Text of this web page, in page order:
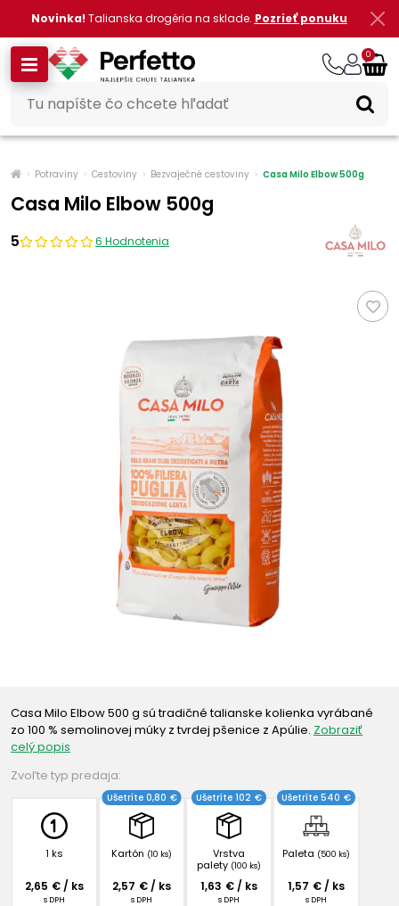
Novinka! Talianska drogéria na sklade. Pozrieť ponuku
0
Potraviny Cestoviny Bezvaječné cestoviny Casa Milo Elbow 500g
Casa Milo Elbow 500g
5 6 Hodnotenia
Casa Milo Elbow 500 g sú tradičné talianske kolienka vyrábané
zo 100 % semolinovej múky z tvrdej pšenice z Apúlie. Zobraziť
celý popis
Zvoľte typ predaja:
1 ks
2,65 € / ks
s DPH
Kartón (10 ks)
Ušetríte 0,80 €
2,57 € / ks
s DPH
Vrstva
palety (100 ks)
Ušetríte 102 €
1,63 € / ks
s DPH
Paleta (500 ks)
Ušetríte 540 €
1,57 € / ks
s DPH